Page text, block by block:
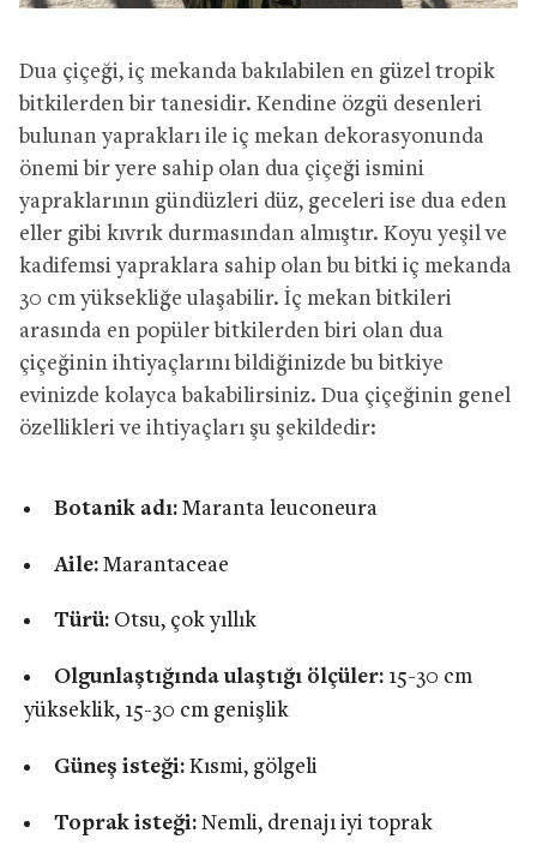
Dua çiçeği, iç mekanda bakılabilen en güzel tropik
bitkilerden bir tanesidir. Kendine özgü desenleri
bulunan yaprakları ile iç mekan dekorasyonunda
önemi bir yere sahip olan dua çiçeği ismini
yapraklarının gündüzleri düz, geceleri ise dua eden
eller gibi kıvrık durmasından almıştır. Koyu yeşil ve
kadifemsi yapraklara sahip olan bu bitki iç mekanda
30 cm yüksekliğe ulaşabilir. İç mekan bitkileri
arasında en popüler bitkilerden biri olan dua
çiçeğinin ihtiyaçlarını bildiğinizde bu bitkiye
evinizde kolayca bakabilirsiniz. Dua çiçeğinin genel
özellikleri ve ihtiyaçları şu şekildedir:
Botanik adı:Maranta leuconeura
Aile:Marantaceae
Türü:Otsu, çok yıllık
Olgunlaştığında ulaştığı ölçüler:15-30 cm
yükseklik, 15-30 cm genişlik
Güneş isteği:Kısmi, gölgeli
Toprak isteği:Nemli, drenajı iyi toprak